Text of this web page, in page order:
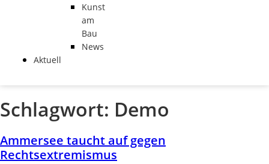
Kunst
am
Bau
News
Aktuell
Schlagwort: Demo
Ammersee taucht auf gegen
Rechtsextremismus